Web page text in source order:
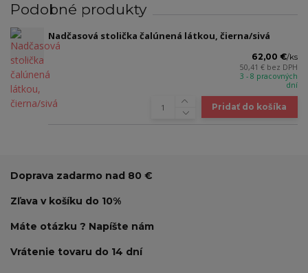
Podobné produkty
Nadčasová stolička čalúnená látkou, čierna/sivá
62,00 €/ks
50,41 € bez DPH
3 - 8 pracovných
dní
Pridať do košíka
Doprava zadarmo nad 80 €
Zľava v košíku do 10%
Máte otázku ? Napíšte nám
Vrátenie tovaru do 14 dní